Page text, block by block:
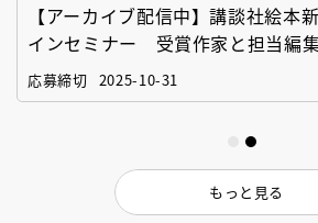
【アーカイブ配信中】講談社絵本
インセミナー 受賞作家と担当編
「絵本創作実践講座」
応募締切 2025-10-31
もっと見る